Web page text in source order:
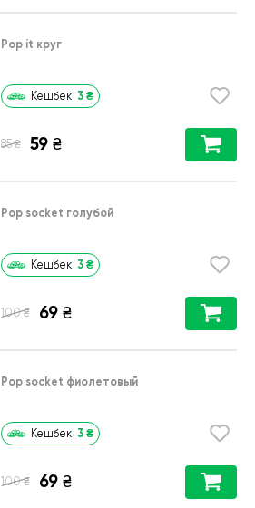
Pop it круг
Кешбек 3 ₴
85 ₴ 59 ₴
Pop socket голубой
Кешбек 3 ₴
100 ₴ 69 ₴
Pop socket фиолетовый
Кешбек 3 ₴
100 ₴ 69 ₴